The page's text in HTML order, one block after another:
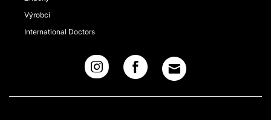
Výrobci
International Doctors